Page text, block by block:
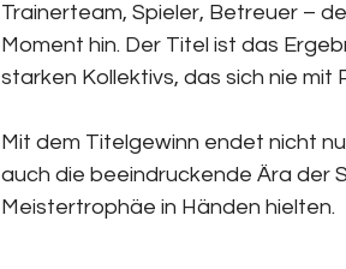
Trainerteam, Spieler, Betreuer –
Moment hin. Der Titel ist das
starken Kollektivs, das sich nie
Mit dem Titelgewinn endet nicht
auch die beeindruckende Ära der
Meistertrophäe in Händen hielten.